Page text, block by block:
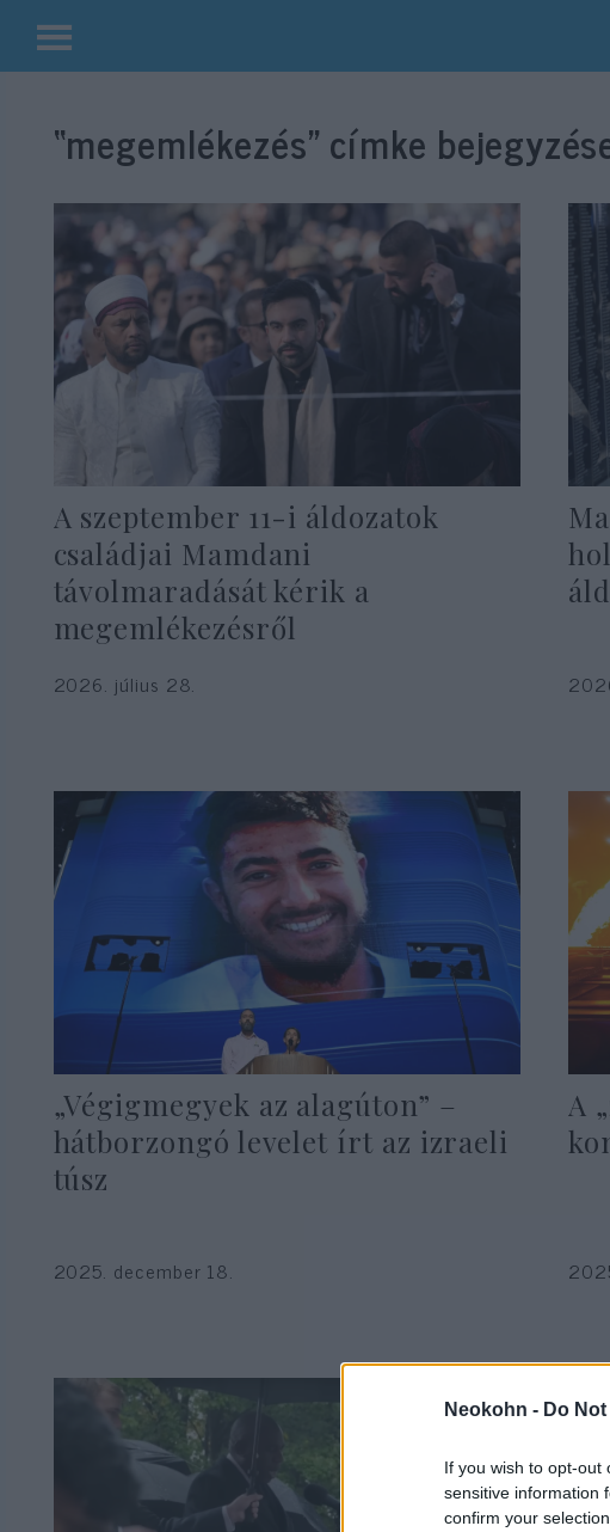
Neokohn - Do
If you wish to opt-out
sensitive information
confirm your
Kilépés
tartalomba“megemlékezés”címke
A szeptember 11-i áldozatok
családjai Mamdani
távolmaradását kérik a
megemlékezésről
2026. július 28.
„Végigmegyek az alagúton” –
hátborzongó levelet írt az izraeli
túsz
2025. december 18.
A